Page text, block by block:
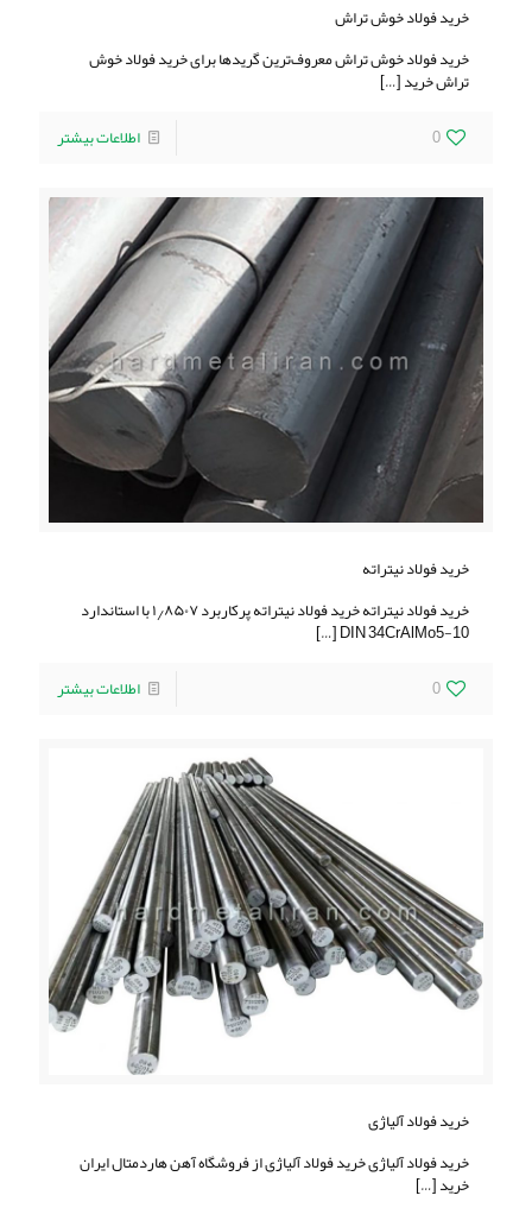
خرید فولاد خوش تراش
خرید فولاد خوش تراش معروف‌ترین گریدها برای خريد فولاد خوش
تراش خرید[…]
0
اطلاعات بیشتر
خرید فولاد نیتراته
خرید فولاد نیتراته خرید فولاد نیتراته پرکاربرد ۱٫۸۵۰۷ با استاندارد
DIN 34CrAlMo5-10
[…]
0
اطلاعات بیشتر
خرید فولاد آلیاژی
خرید فولاد آلیاژی خرید فولاد آلیاژی از فروشگاه آهن هاردمتال ایران
خرید[…]